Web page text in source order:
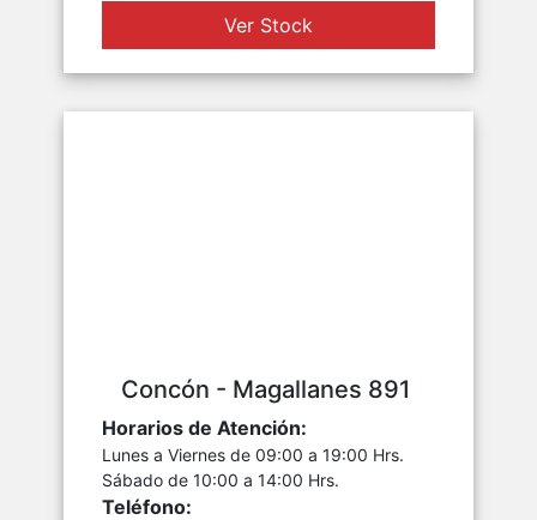
Ver Stock
Concón - Magallanes 891
Horarios de Atención:
Lunes a Viernes de 09:00 a 19:00 Hrs.
Sábado de 10:00 a 14:00 Hrs.
Teléfono: